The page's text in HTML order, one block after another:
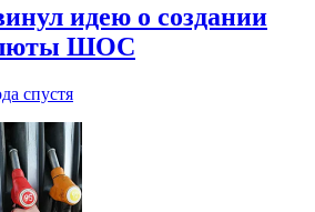
идею о создании
ШОС
спустя